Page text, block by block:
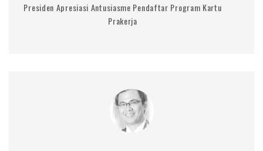
Presiden Apresiasi Antusiasme Pendaftar Program Kartu
Prakerja